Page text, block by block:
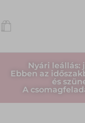
Nyári leállás:
Ebben az
és
A